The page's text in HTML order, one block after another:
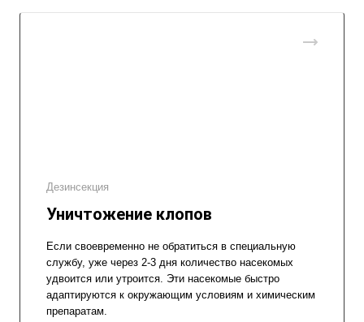
Дезинсекция
Уничтожение клопов
Если своевременно не обратиться в специальную
службу, уже через 2-3 дня количество насекомых
удвоится или утроится. Эти насекомые быстро
адаптируются к окружающим условиям и химическим
препаратам.